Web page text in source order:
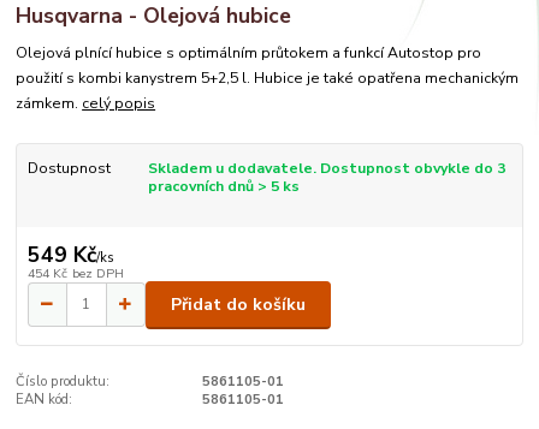
Husqvarna - Olejová hubice
Olejová plnící hubice s optimálním průtokem a funkcí Autostop pro
použití s kombi kanystrem 5+2,5 l. Hubice je také opatřena mechanickým
zámkem. celý popis
Dostupnost
Skladem u dodavatele. Dostupnost obvykle do 3
pracovních dnů > 5 ks
549 Kč/ks
454 Kč bez DPH
Přidat do košíku
Číslo produktu:
5861105-01
EAN kód:
5861105-01